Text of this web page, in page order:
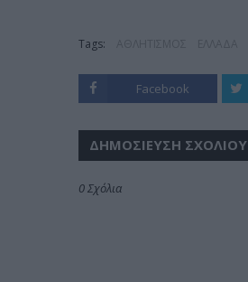
Tags:
Facebook
ΔΗΜΟΣΊΕΥΣΗ ΣΧΟΛΊΟΥ
0 Σχόλια